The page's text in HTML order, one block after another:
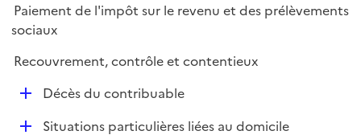
i
e
r
p
l
i
Paiement de l'impôt sur le revenu et des prélèvements
sociaux
Recouvrement, contrôle et contentieux
DDécès du contribuable
DSituations particulières liées au domicile